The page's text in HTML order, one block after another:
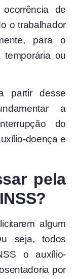
de
o trabalhador
para o
ou
partir desse
a
do
doença e
pela
algum
seja, todos
o auxílio-
por